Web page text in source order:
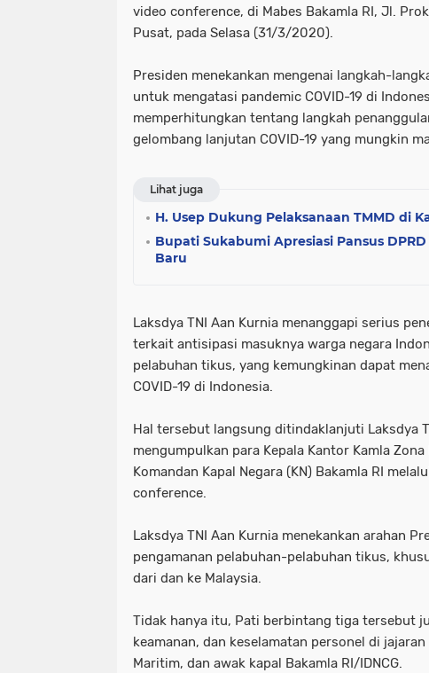
video conference, di Mabes Bakamla RI, Jl.
Pusat, pada Selasa (31/3/2020).
Presiden menekankan mengenai langkah-
untuk mengatasi pandemic COVID-19 di
memperhitungkan tentang langkah
gelombang lanjutan COVID-19 yang mungkin
Lihat juga
H. Usep Dukung Pelaksanaan TMMD di
Bupati Sukabumi Apresiasi Pansus
Baru
Laksdya TNI Aan Kurnia menanggapi serius
terkait antisipasi masuknya warga negara
pelabuhan tikus, yang kemungkinan dapat
COVID-19 di Indonesia.
Hal tersebut langsung ditindaklanjuti Laksdya
mengumpulkan para Kepala Kantor Kamla
Komandan Kapal Negara (KN) Bakamla RI
conference.
Laksdya TNI Aan Kurnia menekankan arahan
pengamanan pelabuhan-pelabuhan tikus,
dari dan ke Malaysia.
Tidak hanya itu, Pati berbintang tiga tersebut
keamanan, dan keselamatan personel di
Maritim, dan awak kapal Bakamla RI/IDNCG.